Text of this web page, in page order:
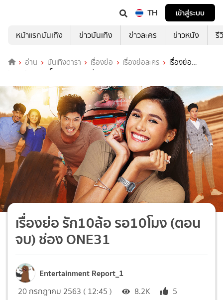
TH
เข้าสู่ระบบ
หน้าแรกบันเทิง
ข่าวบันเทิง ข่าวละคร ข่าวหนัง รี
อ่าน บันเทิงดารา เรื่องย่อ เรื่องย่อละคร
เรื่องย่อ
รัก10ล้อ รอ10โมง (ตอนจบ) ช่อง ONE31
เรื่องย่อ รัก10ล้อ รอ10โมง (ตอน
จบ) ช่อง ONE31
Entertainment Report_1
20 กรกฎาคม 2563 ( 12:45 ) 8.2K 5